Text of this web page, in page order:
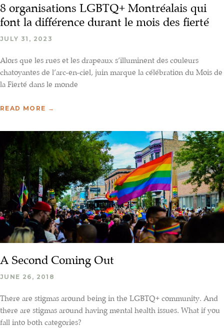
8 organisations LGBTQ+ Montréalais qui
font la différence durant le mois des fierté
JULY 31, 2023
Alors que les rues et les drapeaux s’illuminent des couleurs
chatoyantes de l’arc-en-ciel, juin marque la célébration du Mois de
la Fierté dans le monde
READ MORE →
A Second Coming Out
JUNE 26, 2018
There are stigmas around being in the LGBTQ+ community. And
there are stigmas around having mental health issues. What if you
fall into both categories?